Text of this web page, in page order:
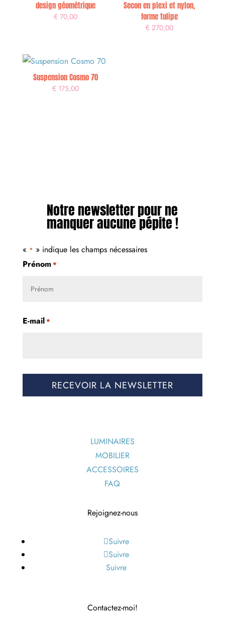
design géométrique
€ 70,00
Secon en plexi et nylon,
forme tulipe
€270,00
Suspension Cosmo 70
€ 175,00
Notre newsletter pour ne
manquer aucune pépite !
« * » indique les champs nécessaires
Prénom*
E-mail*
LUMINAIRES
MOBILIER
ACCESSOIRES
FAQ
Rejoignez-nous
Suivre
Suivre
Suivre
Contactez-moi!